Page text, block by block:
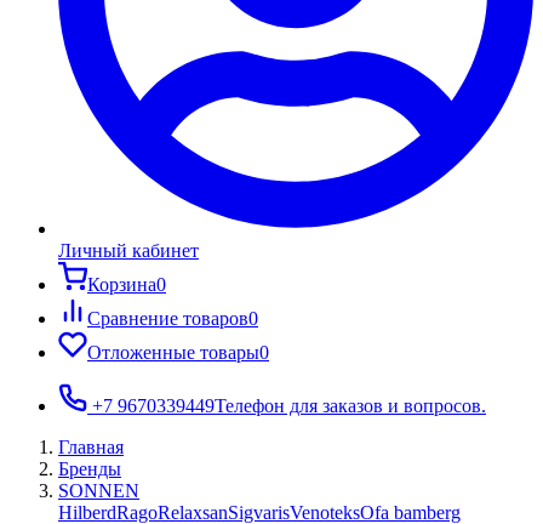
Личный кабинет
Корзина0
Сравнение товаров0
Отложенные товары0
+7 9670339449Телефон для заказов и вопросов.
Главная
Бренды
SONNEN
HilberdRagoRelaxsanSigvarisVenoteksOfa bamberg